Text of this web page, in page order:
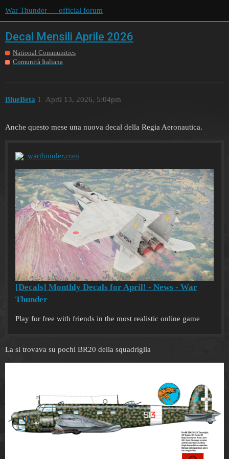
War Thunder — official forum
Decal Mensili Aprile 2026
National Communities
Comunità Italiana
BlueBeta April 13, 2026, 5:04pm
1
Anche questo mese una nuova decal della Regia Aeronautica.
warthunder.com
[Decals] Monthly Decals for April! - News - War
Thunder
Play for free with friends in the most realistic online game
La si trovava su pochi BR20 della squadriglia